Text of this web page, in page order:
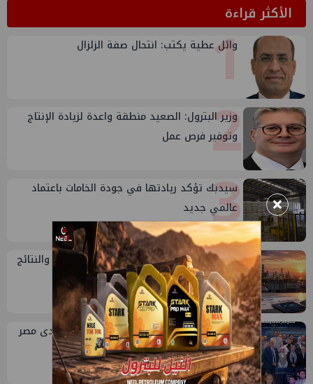
الأكثر قراءة1
وائل عطية يكتب: انتحال صفة الزلزال
2
وزير البترول: الصعيد منطقة واعدة لزيادة الإنتاج
وتوفير فرص عمل
3
سيدبك تؤكد ريادتها في جودة الخامات باعتماد
عالمي جديد
4
تقييم أداء وزارة البترول...بين حساب الأداء والنتائج
5
إسدال الستار على النسخة الثانية من "منتدى مصر
للطاقة والصناعة 2026" بنجاح
×